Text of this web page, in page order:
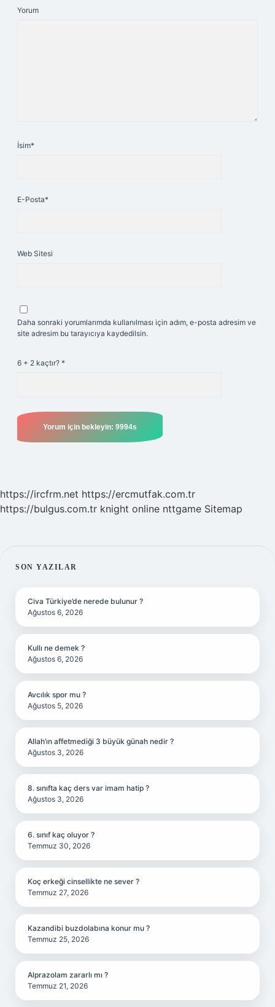
Yorum
İsim*
E-Posta*
Web Sitesi
Daha sonraki yorumlarımda kullanılması için adım, e-posta adresim ve
site adresim bu tarayıcıya kaydedilsin.
6 + 2 kaçtır? *
https://ircfrm.net https://ercmutfak.com.tr
https://bulgus.com.tr knight online nttgame Sitemap
SIDEBAR
SON YAZILAR
Civa Türkiye’de nerede bulunur ?
Ağustos 6, 2026
Kullı ne demek ?
Ağustos 6, 2026
Avcılık spor mu ?
Ağustos 5, 2026
Allah’ın affetmediği 3 büyük günah nedir ?
Ağustos 3, 2026
8. sınıfta kaç ders var imam hatip ?
Ağustos 3, 2026
6. sınıf kaç oluyor ?
Temmuz 30, 2026
Koç erkeği cinsellikte ne sever ?
Temmuz 27, 2026
Kazandibi buzdolabına konur mu ?
Temmuz 25, 2026
Alprazolam zararlı mı ?
Temmuz 21, 2026